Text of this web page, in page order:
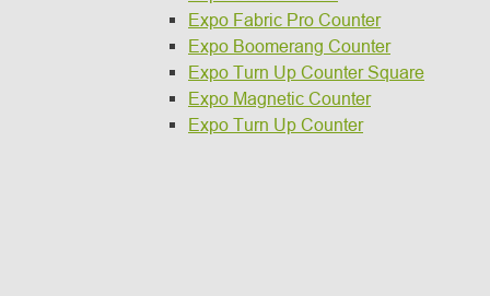
Expo Fabric Pro Counter
Expo Boomerang Counter
Expo Turn Up Counter Square
Expo Magnetic Counter
Expo Turn Up Counter